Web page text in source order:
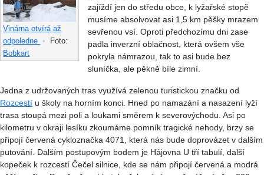
Vinárna otvírá až
odpoledne •
Foto:
Bobkart
zajíždí jen do středu obce, k lyžařské stopě
musíme absolvovat asi 1,5 km pěšky mrazem
sevřenou vsí. Oproti předchozímu dni zase
padla inverzní oblačnost, která ovšem vše
pokryla námrazou, tak to asi bude bez
sluníčka, ale pěkně bíle zimní.
Jedna z udržovaných tras využívá zelenou turistickou značku od
Rozcestí u školy na horním konci. Hned po namazání a nasazení lyží
trasa stoupá mezi poli a loukami směrem k severovýchodu. Asi po
kilometru v okraji lesíku zkoumáme pomník tragické nehody, brzy se
připojí červená cykloznačka 4071, která nás bude doprovázet v dalším
putování. Dalším postupovým bodem je Hájovna U tří tabulí, další
kopeček k rozcestí Čečel silnice, kde se nám připojí červená a modrá